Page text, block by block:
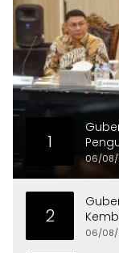
1
06/08/
2
06/